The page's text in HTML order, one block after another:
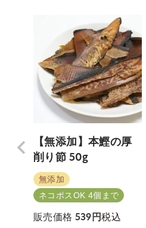
【無添加】本鰹の厚
削り節 50g
無添加
ネコポスOK 4個まで
販売価格 539 税込